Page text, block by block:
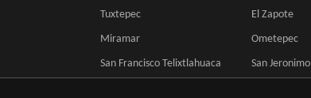
Tuxtepec El Zapote
Miramar Ometepec
San Francisco Telixtlahuaca San Jeronimo